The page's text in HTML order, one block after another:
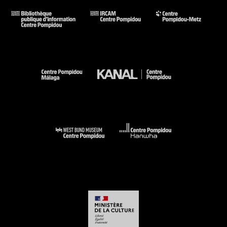
256) . N° isbn 2-85850-292-7
Voir la notice sur le portail de la Bibliothèque Kandinsky
Centre de création industrielle, 15 juin 2005-22 février 2006. -
Voir la notice sur le portail de la Bibliothèque Kandinsky